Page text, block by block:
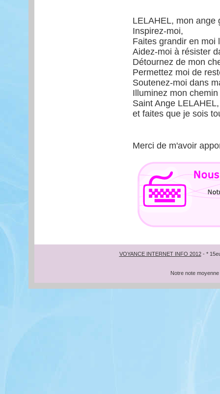
LELAHEL, mon ange
Inspirez-moi,
Faites grandir en moi
Aidez-moi à résister
Détournez de mon
Permettez moi de
Soutenez-moi dans
Illuminez mon
Saint Ange
et faites que je sois
Merci de m'avoir
VOYANCE INTERNET INFO 2012- *
Notre note